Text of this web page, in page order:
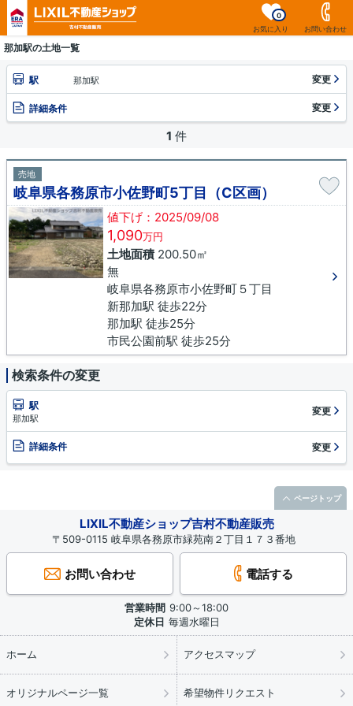
お気に入り
0
お問い合わせ
那加駅の土地一覧
駅 那加駅 変更
詳細条件 変更
1 件
売地
岐阜県各務原市小佐野町5丁目（C区画）
値下げ：2025/09/08
1,090万円
土地面積200.50㎡
無
岐阜県各務原市小佐野町５丁目
新那加駅 徒歩22分
那加駅 徒歩25分
市民公園前駅 徒歩25分
検索条件の変更
駅
那加駅
変更
詳細条件 変更
LIXIL不動産ショップ吉村不動産販売
〒509-0115 岐阜県各務原市緑苑南２丁目１７３番地
お問い合わせ 電話する
営業時間 9:00～18:00
定休日 毎週水曜日
ホーム アクセスマップ
オリジナルページ一覧 希望物件リクエスト
ページトップ